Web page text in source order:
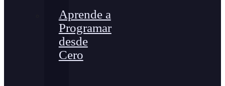
Aprende a
Programar
desde
Cero